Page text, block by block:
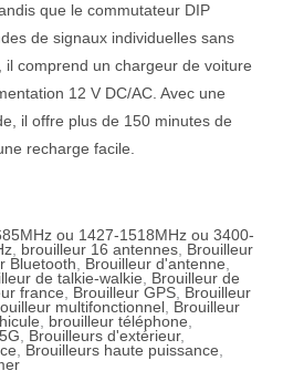
que le commutateur DIP
de signaux individuelles sans
comprend un chargeur de voiture
12 V DC/AC. Avec une
il offre plus de 150 minutes de
recharge facile.
ou 1427-1518MHz ou 3400-
, brouilleur 16 antennes, Brouilleur
Bluetooth, Brouilleur d'antenne,
de talkie-walkie, Brouilleur de
france, Brouilleur GPS, Brouilleur
multifonctionnel , Brouilleur
, brouilleur téléphone,
, Brouilleurs d'extérieur,
, Brouilleurs haute puissance,